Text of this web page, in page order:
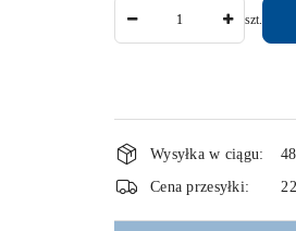
szt.
Dostępność
i
dostawa
Wysyłka w ciągu:
Cena przesyłki:
22